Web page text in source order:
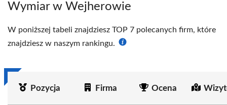
Wymiar w Wejherowie
W poniższej tabeli znajdziesz TOP 7 polecanych firm, które
znajdziesz w naszym rankingu.
Pozycja Firma Ocena